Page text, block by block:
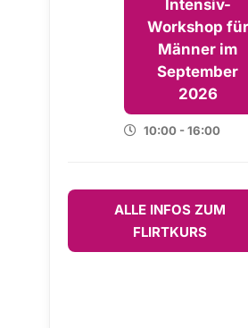
Intensiv-
Workshop für
Männer im
September
2026
10:00 - 16:00
ALLE INFOS ZUM
FLIRTKURS